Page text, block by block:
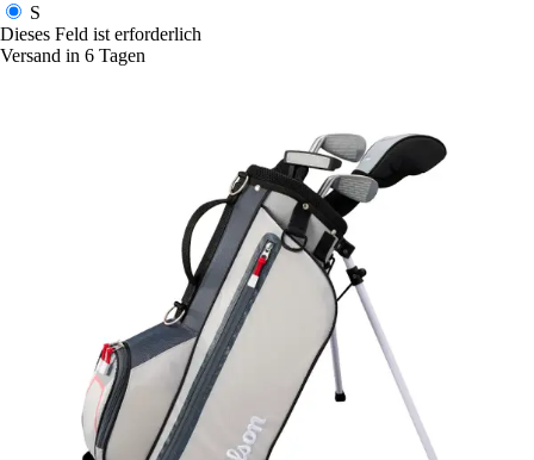
S
Dieses Feld ist erforderlich
Versand in 6 Tagen